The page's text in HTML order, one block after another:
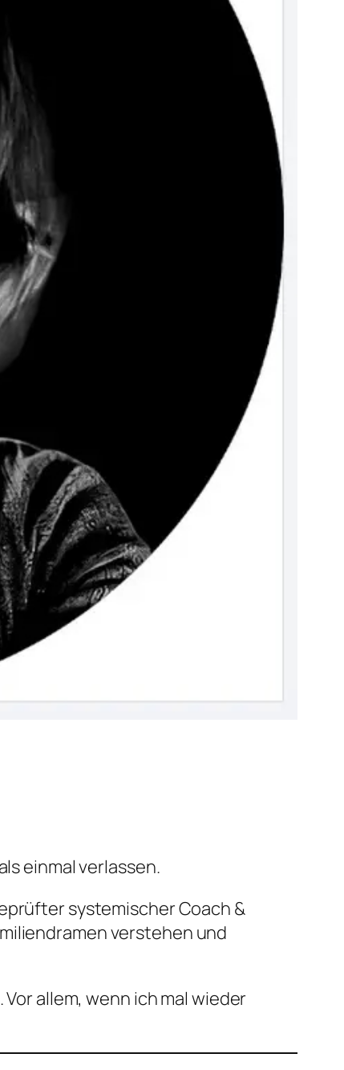
einmal verlassen.
systemischer Coach &
verstehen und
allem, wenn ich mal wieder